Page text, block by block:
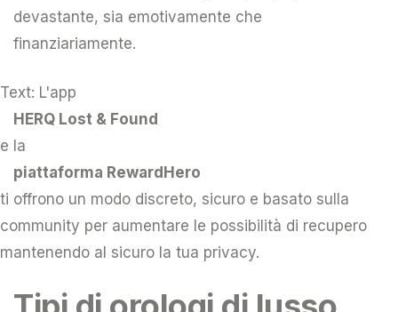
devastante, sia emotivamente che
finanziariamente.
Text: L'app
HERQ Lost & Found
e la
piattaforma RewardHero
ti offrono un modo discreto, sicuro e basato sulla
community per aumentare le possibilità di recupero
mantenendo al sicuro la tua privacy.